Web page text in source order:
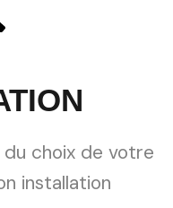
choix de votre
installation